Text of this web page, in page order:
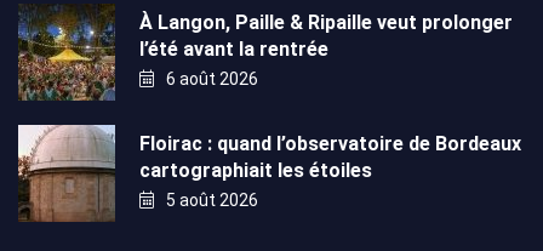
À Langon, Paille & Ripaille veut prolonger
l’été avant la rentrée
6 août 2026
Floirac : quand l’observatoire de Bordeaux
cartographiait les étoiles
5 août 2026